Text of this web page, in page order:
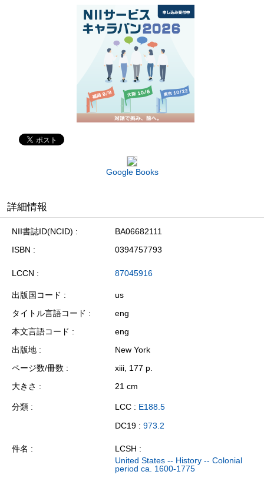
Google Books
詳細情報
NII書誌ID(NCID)
BA06682111
ISBN
0394757793
LCCN 87045916
出版国コード
us
タイトル言語コード
eng
本文言語コード
eng
出版地
New York
ページ数/冊数
xiii, 177 p.
大きさ
21 cm
分類 LCC : E188.5
DC19 : 973.2
件名
LCSH :
United States -- History -- Colonial
period ca. 1600-1775